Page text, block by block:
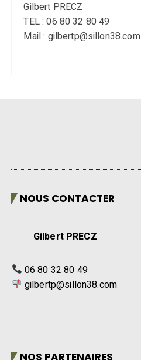
Gilbert PRECZ
TEL : 06 80 32 80 49
Mail : gilbertp@sillon38.com
NOUS CONTACTER
Gilbert PRECZ
06 80 32 80 49
gilbertp@sillon38.com
NOS PARTENAIRES